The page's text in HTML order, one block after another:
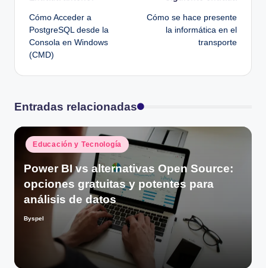
de
entradas
Cómo Acceder a
PostgreSQL desde la
Consola en Windows
(CMD)
Cómo se hace presente
la informática en el
transporte
Entradas relacionadas
Publicado
en
Educación y Tecnología
Power BI vs alternativas Open Source:
opciones gratuitas y potentes para
análisis de datos
Publicado
Byspel